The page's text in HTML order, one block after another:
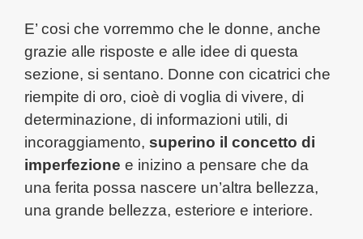
E’ cosi che vorremmo che le donne, anche
grazie alle risposte e alle idee di questa
sezione, si sentano. Donne con cicatrici che
riempite di oro, cioè di voglia di vivere, di
determinazione, di informazioni utili, di
incoraggiamento, superino il concetto di
imperfezione e inizino a pensare che da
una ferita possa nascere un’altra bellezza,
una grande bellezza, esteriore e interiore.